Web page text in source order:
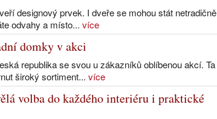
designový prvek. I dveře se mohou stát netradičně
odvahy a místo... více
domky v akci
republika se svou u zákazníků oblíbenou akcí. Ta
široký sortiment... více
volba do každého interiéru i praktické